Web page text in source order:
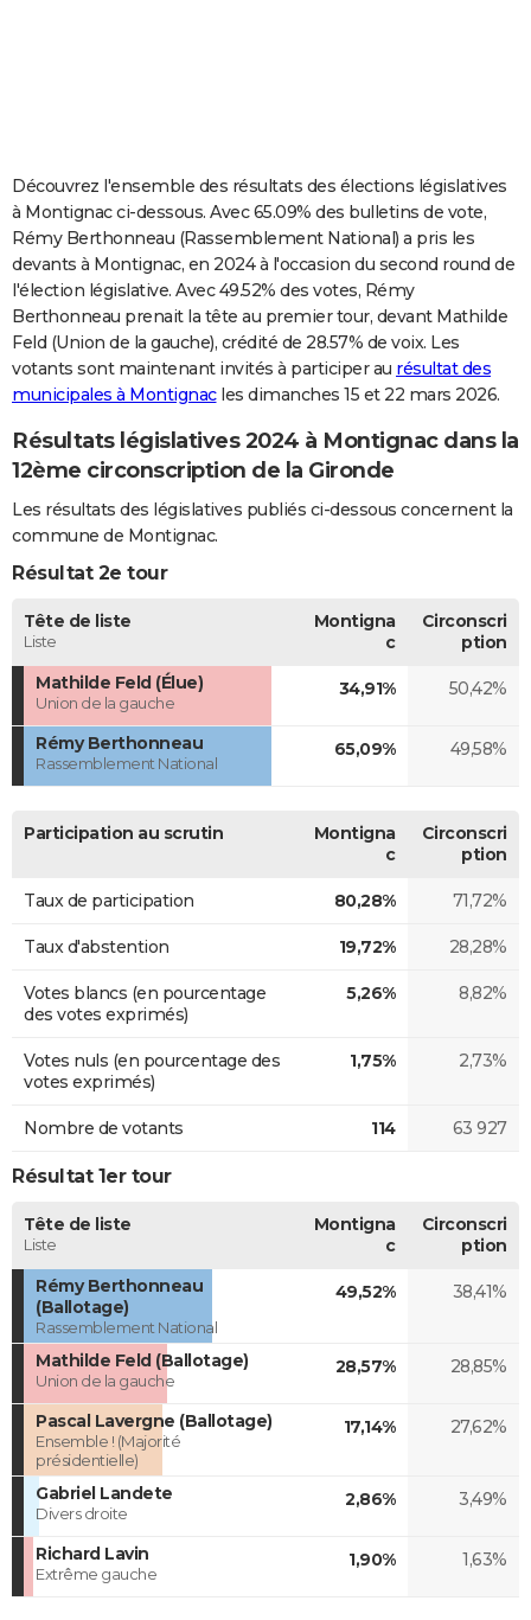
Carte de Noël
Carte Bonne année
Carte Saint-Valentin
Carte Pâques
Carte d'anniversaire
DICTIONNAIRE
Dictionnaire
Biographies
Citations
Expressions
Proverbes
PROGRAMME TV
COPAINS D'AVANT
S'inscrire
Se connecter
Lycées
Collèges
Primaires
Universités
Entreprises
Service militaire
Avis de recherche
AVIS DE DÉCÈS
Découvrez l'ensemble des résultats des élections législatives
à Montignac ci-dessous. Avec 65.09% des bulletins de vote,
Rémy Berthonneau (Rassemblement National) a pris les
devants à Montignac, en 2024 à l'occasion du second round de
l'élection législative. Avec 49.52% des votes, Rémy
Berthonneau prenait la tête au premier tour, devant Mathilde
Feld (Union de la gauche), crédité de 28.57% de voix. Les
votants sont maintenant invités à participer au résultat des
municipales à Montignacles dimanches 15 et 22 mars 2026.
Résultats législatives 2024 à Montignac dans la
12ème circonscription de la Gironde
Les résultats des législatives publiés ci-dessous concernent la
commune de Montignac.
Résultat 2e tour
Tête de liste
Liste
Montigna
c
Circonscri
ption
Mathilde Feld (Élue)
Union de la gauche
34,91% 50,42%
Rémy Berthonneau
Rassemblement National
65,09% 49,58%
Participation au scrutin
Montigna
c
Circonscri
ption
Taux de participation 80,28% 71,72%
Taux d'abstention 19,72% 28,28%
Votes blancs (en pourcentage
des votes exprimés)
5,26% 8,82%
Votes nuls (en pourcentage des
votes exprimés)
1,75% 2,73%
Nombre de votants 114 63 927
Résultat 1er tour
Tête de liste
Liste
Montigna
c
Circonscri
ption
Rémy Berthonneau
(Ballotage)
Rassemblement National
49,52% 38,41%
Mathilde Feld (Ballotage)
Union de la gauche
28,57% 28,85%
Pascal Lavergne (Ballotage)
Ensemble ! (Majorité
présidentielle)
17,14% 27,62%
Gabriel Landete
Divers droite
2,86% 3,49%
Richard Lavin
Extrême gauche
1,90% 1,63%